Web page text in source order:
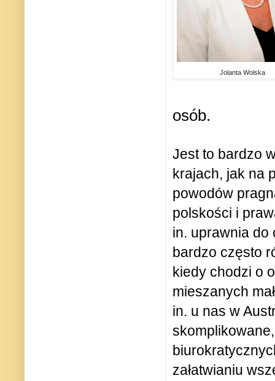
Jolanta Wolska
osób.
Jest to bardzo
krajach, jak na
powodów
polskości i
in. uprawnia do
bardzo często
kiedy chodzi o
mieszanych
in. u nas w
załatwianiu